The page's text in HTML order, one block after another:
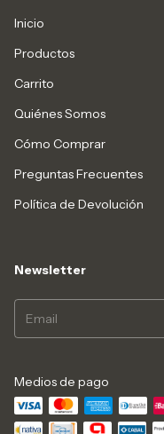
Inicio
Productos
Carrito
Quiénes Somos
Cómo Comprar
Preguntas Frecuentes
Política de Devolución
Newsletter
Medios de pago